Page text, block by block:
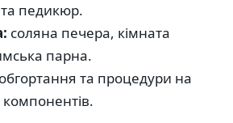
педикюр.
соляна печера, кімната
парна.
обгортання та процедури на